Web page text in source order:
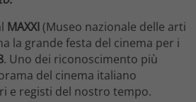
MAXXI(Museo nazionale delle arti
la grande festa del cinema per i
. Uno dei riconoscimento più
del cinema italiano
e registi del nostro tempo.